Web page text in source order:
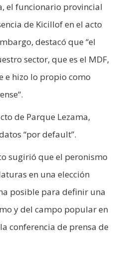
el funcionario provincial
de Kicillof en el acto
destacó que “el
sector, que es el MDF,
e hizo lo propio como
de Parque Lezama,
“por default”.
sugirió que el peronismo
en una elección
posible para definir una
y del campo popular en
conferencia de prensa de